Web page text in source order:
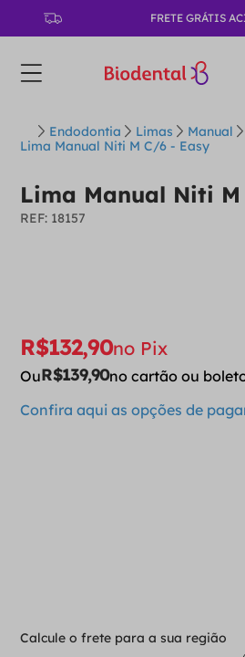
FRETE GRÁTIS
Endodontia Limas
Manual
Lima Manual Niti M C/6 - Easy
Lima Manual Niti
: 18157
R$132,90no Pix
OuR$139,90no cartão ou
Confira aqui as opções de
Calcule o frete para a sua região